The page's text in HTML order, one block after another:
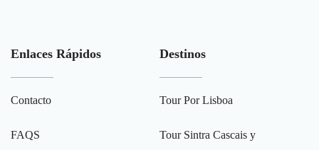
Enlaces Rápidos
Contacto
FAQS
Destinos
Tour Por Lisboa
Tour Sintra Cascais y